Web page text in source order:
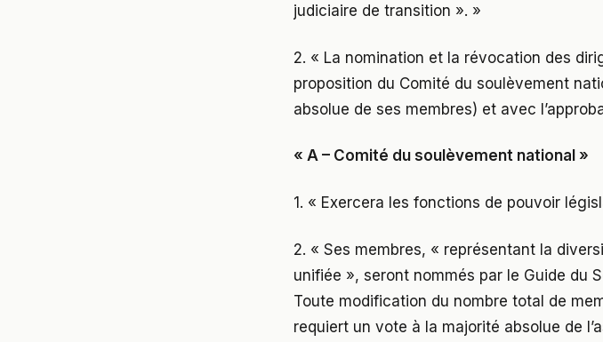
judiciaire de transition ». »
2. « La nomination et la révocation des
proposition du Comité du soulèvement
absolue de ses membres) et avec
« A – Comité du soulèvement national »
1. « Exercera les fonctions de pouvoir
2. « Ses membres, « représentant la
unifiée », seront nommés par le Guide du
Toute modification du nombre total de
requiert un vote à la majorité absolue de